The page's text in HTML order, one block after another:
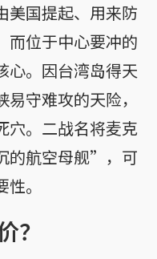
美国提起、用来防
而位于中心要冲的
心。因台湾岛得天
守难攻的天险，
穴。二战名将麦克
的航空母舰”，可
。
？